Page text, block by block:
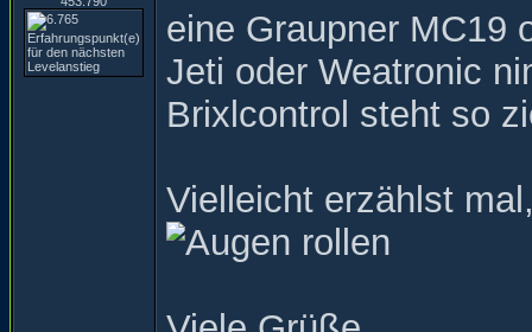
eine Graupner MC19
Jeti oder Weatronic
Brixlcontrol steht so
Vielleicht erzählst